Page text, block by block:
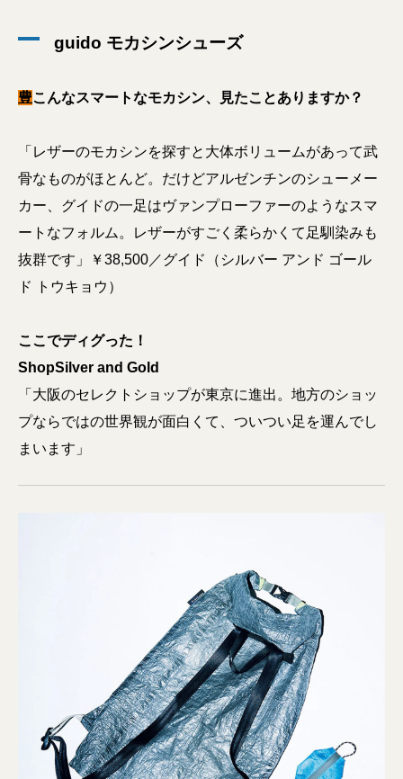
guido モカシンシューズ
豊こんなスマートなモカシン、見たことありますか？
「レザーのモカシンを探すと大体ボリュームがあって武
骨なものがほとんど。だけどアルゼンチンのシューメー
カー、グイドの一足はヴァンプローファーのようなスマ
ートなフォルム。レザーがすごく柔らかくて足馴染みも
抜群です」￥38,500／グイド（シルバー アンド ゴール
ド トウキョウ）
ここでディグった！
ShopSilver and Gold
「大阪のセレクトショップが東京に進出。地方のショッ
プならではの世界観が面白くて、ついつい足を運んでし
まいます」